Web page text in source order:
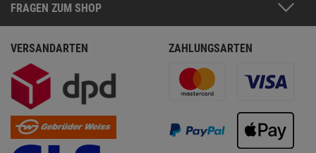
FRAGEN ZUM SHOP
VERSANDARTEN ZAHLUNGSARTEN